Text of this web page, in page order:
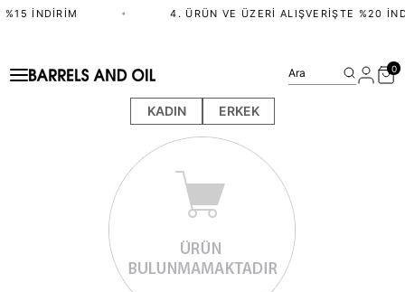
İNDIRIM • 4. ÜRÜN VE ÜZERI ALIŞVERIŞTE %20
KADIN ERKEK
Ara 0